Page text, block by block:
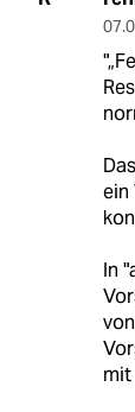
ein
In
mit